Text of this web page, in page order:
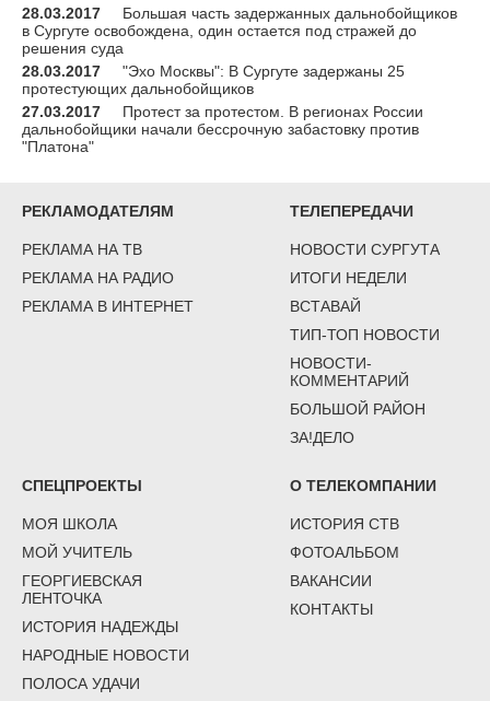
28.03.2017
Большая часть задержанных дальнобойщиков
в Сургуте освобождена, один остается под стражей до
решения суда
28.03.2017
"Эхо Москвы": В Сургуте задержаны 25
протестующих дальнобойщиков
27.03.2017
Протест за протестом. В регионах России
дальнобойщики начали бессрочную забастовку против
"Платона"
РЕКЛАМОДАТЕЛЯМ
РЕКЛАМА НА ТВ
РЕКЛАМА НА РАДИО
РЕКЛАМА В ИНТЕРНЕТ
ТЕЛЕПЕРЕДАЧИ
НОВОСТИ СУРГУТА
ИТОГИ НЕДЕЛИ
ВСТАВАЙ
ТИП-ТОП НОВОСТИ
НОВОСТИ-
КОММЕНТАРИЙ
БОЛЬШОЙ РАЙОН
ЗА!ДЕЛО
СПЕЦПРОЕКТЫ
МОЯ ШКОЛА
МОЙ УЧИТЕЛЬ
ГЕОРГИЕВСКАЯ
ЛЕНТОЧКА
ИСТОРИЯ НАДЕЖДЫ
НАРОДНЫЕ НОВОСТИ
ПОЛОСА УДАЧИ
О ТЕЛЕКОМПАНИИ
ИСТОРИЯ СТВ
ФОТОАЛЬБОМ
ВАКАНСИИ
КОНТАКТЫ